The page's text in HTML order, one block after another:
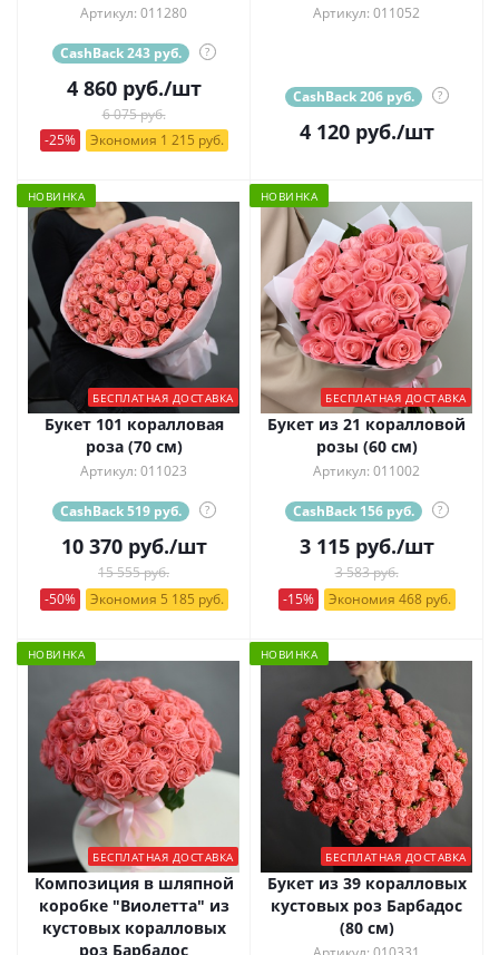
Артикул: 011280
CashBack 243 руб. ?
4 860руб./шт
6 075 руб.
-25%
Экономия 1 215 руб.
Артикул: 011052
CashBack 206 руб. ?
4 120руб./шт
НОВИНКА
БЕСПЛАТНАЯ ДОСТАВКА
Букет 101 коралловая
роза (70 см)
Артикул: 011023
CashBack 519 руб. ?
10 370руб./шт
15 555 руб.
-50%
Экономия 5 185 руб.
НОВИНКА
БЕСПЛАТНАЯ ДОСТАВКА
Букет из 21 коралловой
розы (60 см)
Артикул: 011002
CashBack 156 руб. ?
3 115руб./шт
3 583 руб.
-15%
Экономия 468 руб.
НОВИНКА
БЕСПЛАТНАЯ ДОСТАВКА
Композиция в шляпной
коробке "Виолетта" из
кустовых коралловых
роз Барбадос
НОВИНКА
БЕСПЛАТНАЯ ДОСТАВКА
Букет из 39 коралловых
кустовых роз Барбадос
(80 см)